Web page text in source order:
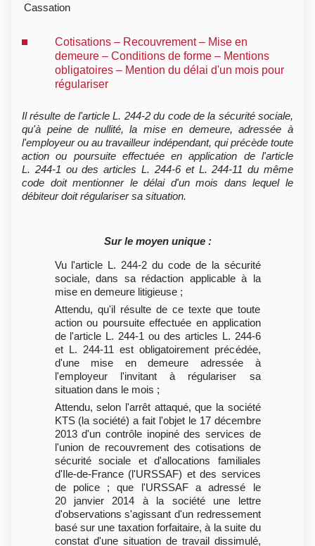
Cassation
Cotisations – Recouvrement – Mise en
demeure – Conditions de forme – Mentions
obligatoires – Mention du délai d'un mois pour
régulariser
Il résulte de l'article L. 244-2 du code de la sécurité sociale,
qu'à peine de nullité, la mise en demeure, adressée à
l'employeur ou au travailleur indépendant, qui précède toute
action ou poursuite effectuée en application de l'article
L. 244-1 ou des articles L. 244-6 et L. 244-11 du même
code doit mentionner le délai d'un mois dans lequel le
débiteur doit régulariser sa situation.
Sur le moyen unique :
Vu l'article L. 244-2 du code de la sécurité
sociale, dans sa rédaction applicable à la
mise en demeure litigieuse ;
Attendu, qu'il résulte de ce texte que toute
action ou poursuite effectuée en application
de l'article L. 244-1 ou des articles L. 244-6
et L. 244-11 est obligatoirement précédée,
d'une mise en demeure adressée à
l'employeur l'invitant à régulariser sa
situation dans le mois ;
Attendu, selon l'arrêt attaqué, que la société
KTS (la société) a fait l'objet le 17 décembre
2013 d'un contrôle inopiné des services de
l'union de recouvrement des cotisations de
sécurité sociale et d'allocations familiales
d'Ile-de-France (l'URSSAF) et des services
de police ; que l'URSSAF a adressé le
20 janvier 2014 à la société une lettre
d'observations s'agissant d'un redressement
basé sur une taxation forfaitaire, à la suite du
constat d'une situation de travail dissimulé,